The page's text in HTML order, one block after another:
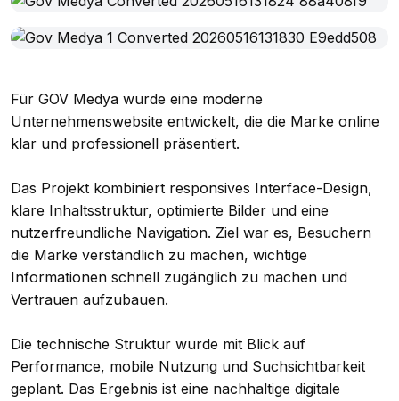
Für GOV Medya wurde eine moderne
Unternehmenswebsite entwickelt, die die Marke online
klar und professionell präsentiert.
Das Projekt kombiniert responsives Interface-Design,
klare Inhaltsstruktur, optimierte Bilder und eine
nutzerfreundliche Navigation. Ziel war es, Besuchern
die Marke verständlich zu machen, wichtige
Informationen schnell zugänglich zu machen und
Vertrauen aufzubauen.
Die technische Struktur wurde mit Blick auf
Performance, mobile Nutzung und Suchsichtbarkeit
geplant. Das Ergebnis ist eine nachhaltige digitale